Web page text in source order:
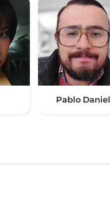
Pablo Daniel